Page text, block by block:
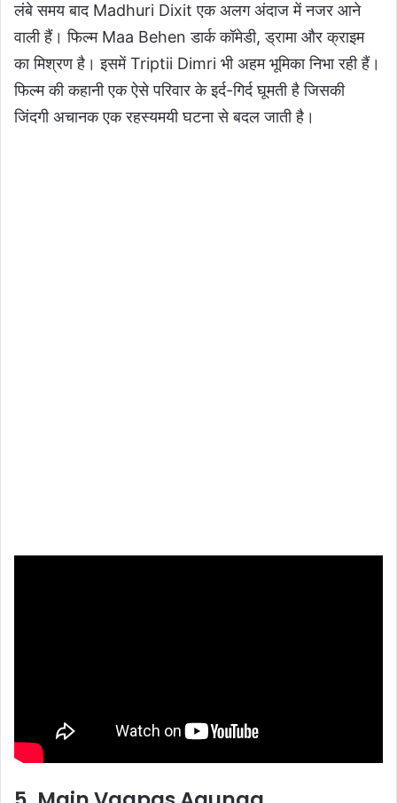
लंबे समय बाद Madhuri Dixit एक अलग अंदाज में नजर आने
वाली हैं। फिल्म Maa Behen डार्क कॉमेडी, ड्रामा और क्राइम
का मिश्रण है। इसमें Triptii Dimri भी अहम भूमिका निभा रही हैं।
फिल्म की कहानी एक ऐसे परिवार के इर्द-गिर्द घूमती है जिसकी
जिंदगी अचानक एक रहस्यमयी घटना से बदल जाती है।